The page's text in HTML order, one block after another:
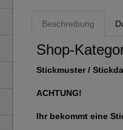
Beschreibung
Shop-
Stickmuster /
ACHTUNG!
Ihr bekommt eine